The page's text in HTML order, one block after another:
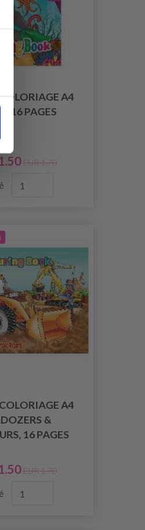
A4
16 PAGES
EUR 1.70
A4
&
16 PAGES
EUR 1.70